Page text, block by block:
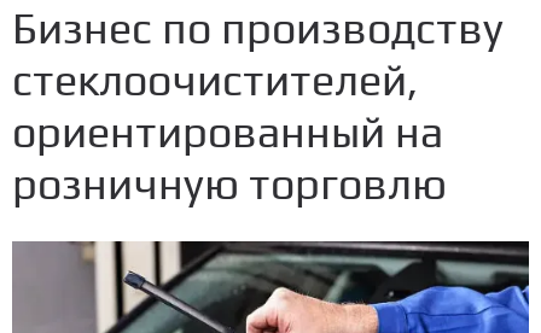
Бизнес по производству
стеклоочистителей,
ориентированный на
розничную торговлю